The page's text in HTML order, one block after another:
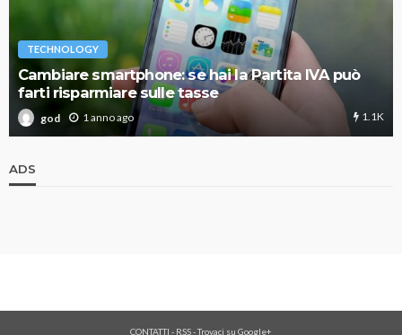
TECHNOLOGY
Cambiare smartphone: se hai la Partita IVA può
farti risparmiare sulle tasse
god 1 anno ago 1.1K
ADS
CONTATTI - RSS-Trovaci su Google+